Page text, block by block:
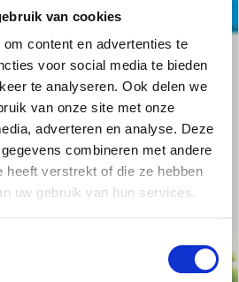
van cookies
content en advertenties te
voor social media te bieden
te analyseren. Ook delen we
van onze site met onze
adverteren en analyse. Deze
combineren met andere
heeft verstrekt of die ze hebben
uw gebruik van hun services.